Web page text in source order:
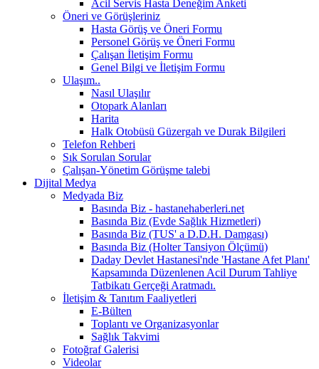
Acil Servis Hasta Deneğim Anketi
Öneri ve Görüşleriniz
Hasta Görüş ve Öneri Formu
Personel Görüş ve Öneri Formu
Çalışan İletişim Formu
Genel Bilgi ve İletişim Formu
Ulaşım..
Nasıl Ulaşılır
Otopark Alanları
Harita
Halk Otobüsü Güzergah ve Durak Bilgileri
Telefon Rehberi
Sık Sorulan Sorular
Çalışan-Yönetim Görüşme talebi
Dijital Medya
Medyada Biz
Basında Biz - hastanehaberleri.net
Basında Biz (Evde Sağlık Hizmetleri)
Basında Biz (TUS' a D.D.H. Damgası)
Basında Biz (Holter Tansiyon Ölçümü)
Daday Devlet Hastanesi'nde 'Hastane Afet Planı'
Kapsamında Düzenlenen Acil Durum Tahliye
Tatbikatı Gerçeği Aratmadı.
İletişim & Tanıtım Faaliyetleri
E-Bülten
Toplantı ve Organizasyonlar
Sağlık Takvimi
Fotoğraf Galerisi
Videolar